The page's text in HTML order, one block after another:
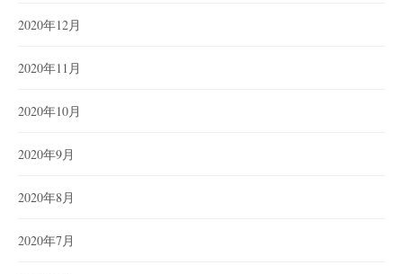
2020年12月
2020年11月
2020年10月
2020年9月
2020年8月
2020年7月